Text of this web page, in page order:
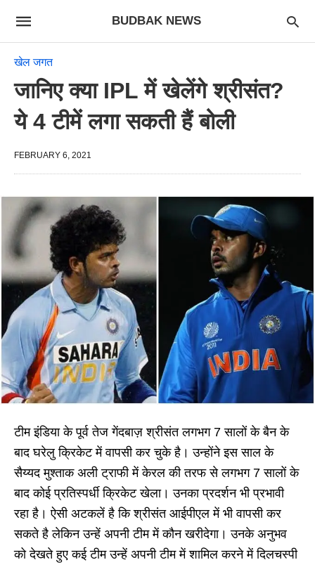
BUDBAK NEWS
खेल जगत
जानिए क्या IPL में खेलेंगे श्रीसंत?
ये 4 टीमें लगा सकती हैं बोली
FEBRUARY 6, 2021
टीम इंडिया के पूर्व तेज गेंदबाज़ श्रीसंत लगभग 7 सालों के बैन के
बाद घरेलु क्रिकेट में वापसी कर चुके है। उन्होंने इस साल के
सैय्यद मुश्ताक अली ट्राफी में केरल की तरफ से लगभग 7 सालों के
बाद कोई प्रतिस्पर्धी क्रिकेट खेला। उनका प्रदर्शन भी प्रभावी
रहा है। ऐसी अटकलें है कि श्रीसंत आईपीएल में भी वापसी कर
सकते है लेकिन उन्हें अपनी टीम में कौन खरीदेगा। उनके अनुभव
को देखते हुए कई टीम उन्हें अपनी टीम में शामिल करने में दिलचस्पी